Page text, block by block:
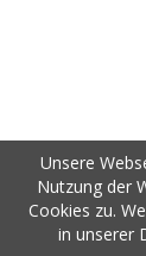
Unsere
Nutzung der
Cookies zu.
in unserer